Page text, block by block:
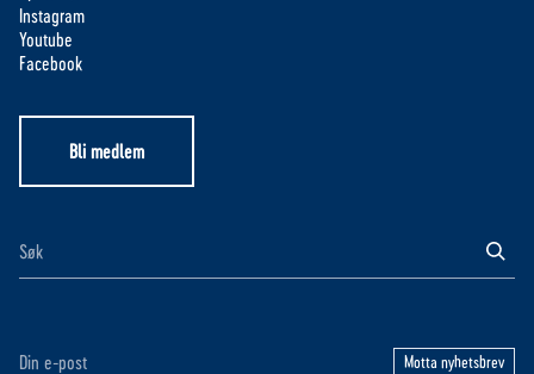
Instagram
Youtube
Facebook
Bli medlem
Motta nyhetsbrev